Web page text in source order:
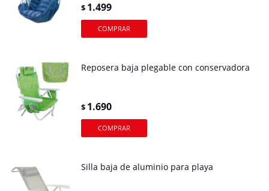
$ 1.499
Reposera baja plegable con conservadora
$ 1.690
Silla baja de aluminio para playa